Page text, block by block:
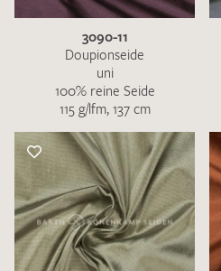
3090-11
Doupionseide
uni
100% reine Seide
115 g/lfm, 137 cm